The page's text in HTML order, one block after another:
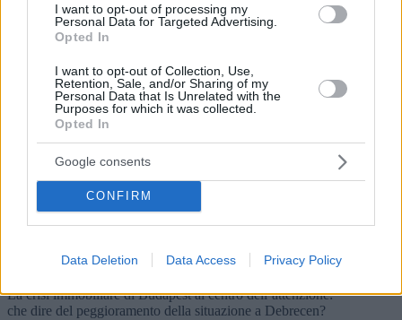
I want to opt-out of processing my
Personal Data for Targeted Advertising.
Opted In
I want to opt-out of Collection, Use,
Retention, Sale, and/or Sharing of my
Personal Data that Is Unrelated with the
Purposes for which it was collected.
Opted In
Google consents
CONFIRM
Data Deletion Data Access Privacy Policy
firmato contratti per appartamenti-fabbrica a prezzi compresi
tra 128.000 e 1,2 milioni di HUF al metro quadrato Il prezzo
più alto di 1,2 milioni di fiorini al metro quadrato era per una
proprietà di 27 metri quadrati in buone condizioni in una zona
residenziale a Óbuda, ma un appartamento di 59 metri
quadrati a Komló, che doveva essere ristrutturato, era
disponibile anche per 128.000 fiorini al metro quadrato.
Come abbiamo scritto in precedenza, il governo ungherese ha
svelato nuove misure coraggiose per affrontare la crisi
immobiliare di Budapest, inclusa una moratoria di due anni
sul nuovo Airbnbaffitti e iscrizioni.
La crisi immobiliare di Budapest al centro dell’attenzione:
che dire del peggioramento della situazione a Debrecen?